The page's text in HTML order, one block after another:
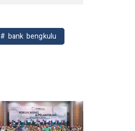
# bank bengkulu